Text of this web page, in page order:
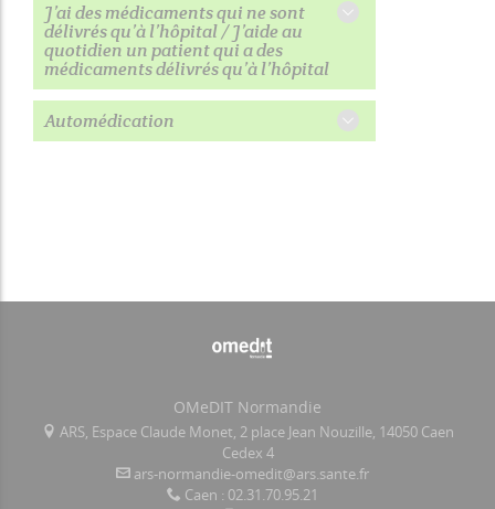
J’ai des médicaments qui ne sont
délivrés qu’à l’hôpital / J’aide au
quotidien un patient qui a des
médicaments délivrés qu’à l’hôpital
Automédication
OMeDIT Normandie
ARS, Espace Claude Monet, 2 place Jean Nouzille, 14050 Caen
Cedex 4
ars-normandie-omedit@ars.sante.fr
Caen : 02.31.70.95.21